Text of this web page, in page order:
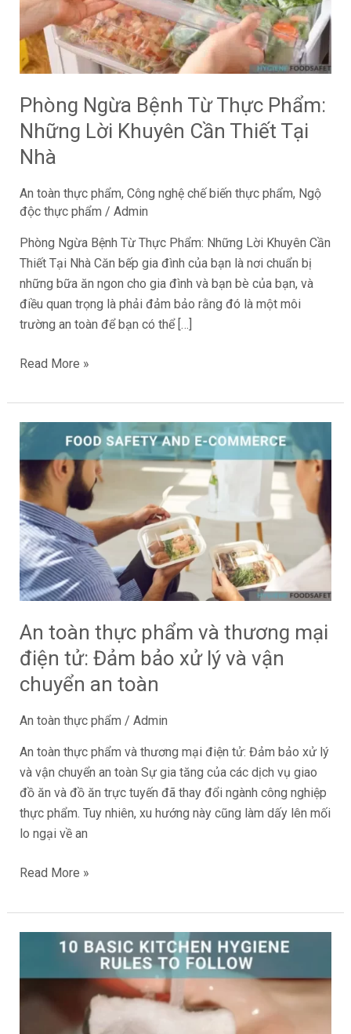
Phòng Ngừa Bệnh Từ Thực Phẩm:
Những Lời Khuyên Cần Thiết Tại
Nhà
An toàn thực phẩm, Công nghệ chế biến thực phẩm, Ngộ
độc thực phẩm / Admin
Phòng Ngừa Bệnh Từ Thực Phẩm: Những Lời Khuyên Cần
Thiết Tại Nhà Căn bếp gia đình của bạn là nơi chuẩn bị
những bữa ăn ngon cho gia đình và bạn bè của bạn, và
điều quan trọng là phải đảm bảo rằng đó là một môi
trường an toàn để bạn có thể […]
Phẩm:
Những
Lời
Khuyên
Thiết
Tại
Nhà
Read More »
An toàn thực phẩm và thương mại
điện tử: Đảm bảo xử lý và vận
chuyển an toàn
An toàn thực phẩm / Admin
An toàn thực phẩm và thương mại điện tử: Đảm bảo xử lý
và vận chuyển an toàn Sự gia tăng của các dịch vụ giao
đồ ăn và đồ ăn trực tuyến đã thay đổi ngành công nghiệp
thực phẩm. Tuy nhiên, xu hướng này cũng làm dấy lên mối
lo ngại về an
An
toàn
thực
phẩm
và
thương
mại
điện
tử:
bảo
xử
vận
an
toàn
Read More »
tắc
vệ